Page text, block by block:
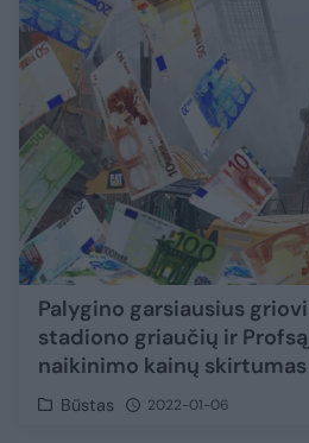
Palygino garsiausius
stadiono griaučių ir
naikinimo kainų
Būstas 2022-01-06